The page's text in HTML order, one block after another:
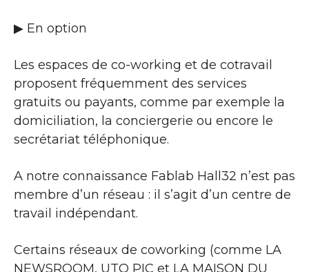
▶​ En option
Les espaces de co-working et de cotravail
proposent fréquemment des services
gratuits ou payants, comme par exemple la
domiciliation, la conciergerie ou encore le
secrétariat téléphonique.
A notre connaissance Fablab Hall32 n’est pas
membre d’un réseau : il s’agit d’un centre de
travail indépendant.
Certains réseaux de coworking (comme LA
NEWSROOM, UTO PIC et LA MAISON DU